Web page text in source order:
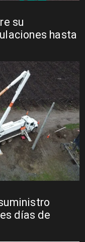
su
hasta
días de